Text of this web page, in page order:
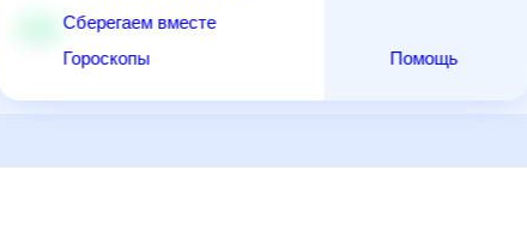
Сберегаем вместе
Гороскопы
Помощь